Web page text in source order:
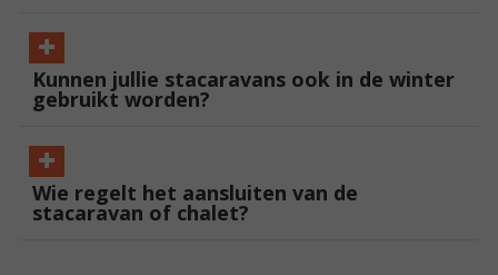
Kunnen jullie stacaravans ook in de winter
gebruikt worden?
Wie regelt het aansluiten van de
stacaravan of chalet?